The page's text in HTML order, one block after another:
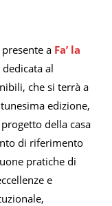
a Fa’ la
al
che si terrà a
edizione,
della casa
di riferimento
pratiche di
e